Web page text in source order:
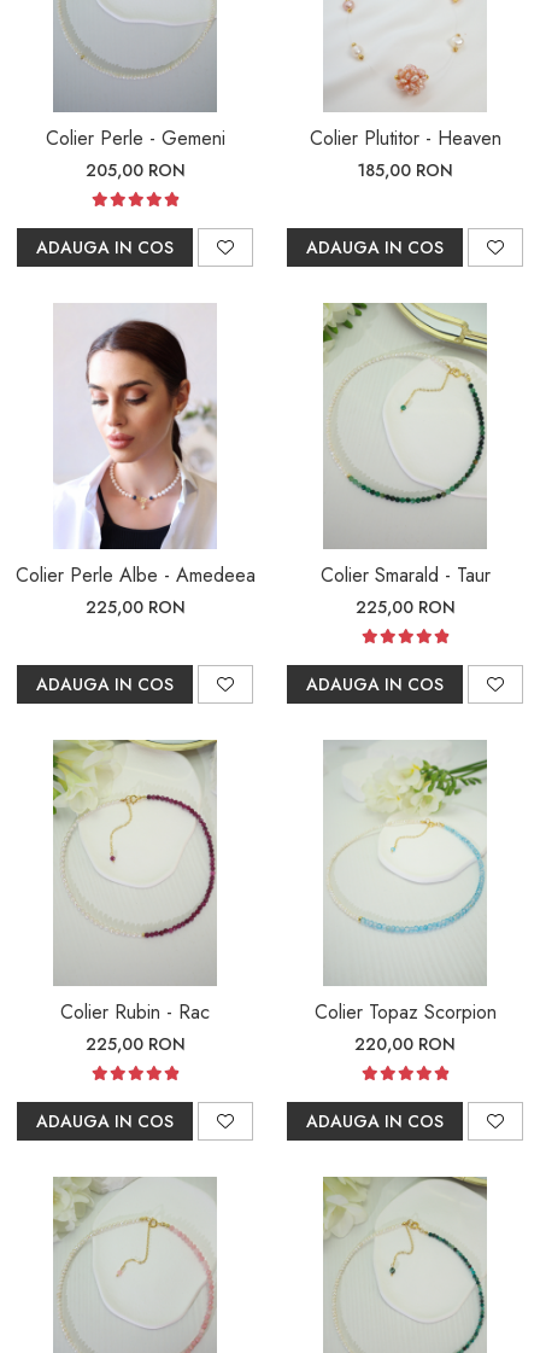
Colier Perle - Gemeni
205,00 RON
ADAUGA IN COS
Colier Plutitor - Heaven
185,00 RON
ADAUGA IN COS
Colier Perle Albe - Amedeea
225,00 RON
ADAUGA IN COS
Colier Smarald - Taur
225,00 RON
ADAUGA IN COS
Colier Rubin - Rac
225,00 RON
ADAUGA IN COS
Colier Topaz Scorpion
220,00 RON
ADAUGA IN COS